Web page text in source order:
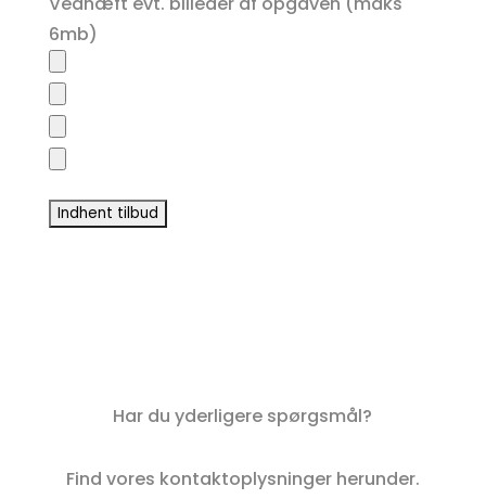
6mb)
Har du yderligere spørgsmål?
Find vores kontaktoplysninger herunder.